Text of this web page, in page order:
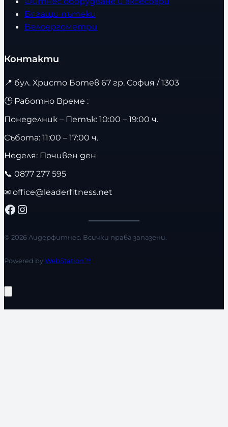
Бягащи пътеки
Велоергометри
Контакти
📍 бул. Христо Ботев 67 гр. София / 1303
🕒 Работно Време :
Понеделник – Петък: 10:00 – 19:00 ч.
Събота: 11:00 – 17:00 ч.
Неделя: Почивен ден
📞 0877 277 595
✉ office@leaderfitness.net
Facebook Instagram
© 2026 Лидерфитнес. Всички права запазени.
Powered byWebStation™